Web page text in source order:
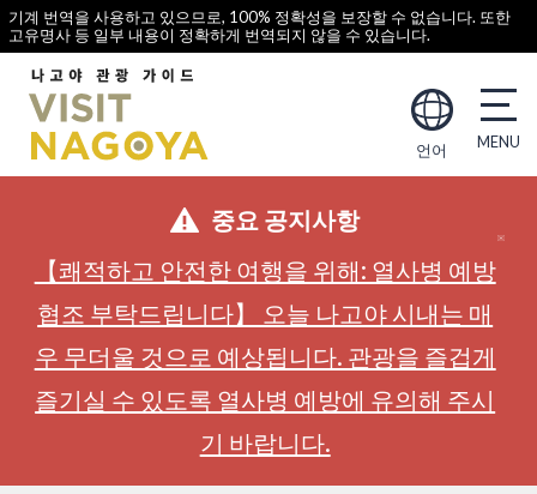
기계 번역을 사용하고 있으므로, 100% 정확성을 보장할 수 없습니다. 또한
고유명사 등 일부 내용이 정확하게 번역되지 않을 수 있습니다.
언어
중요 공지사항
【쾌적하고 안전한 여행을 위해: 열사병 예방
협조 부탁드립니다】 오늘 나고야 시내는 매
우 무더울 것으로 예상됩니다. 관광을 즐겁게
즐기실 수 있도록 열사병 예방에 유의해 주시
기 바랍니다.